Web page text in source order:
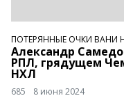
ПОТЕРЯННЫЕ ОЧКИ ВАНИ
Александр
РПЛ, грядущем
НХЛ
685 8 июня 2024